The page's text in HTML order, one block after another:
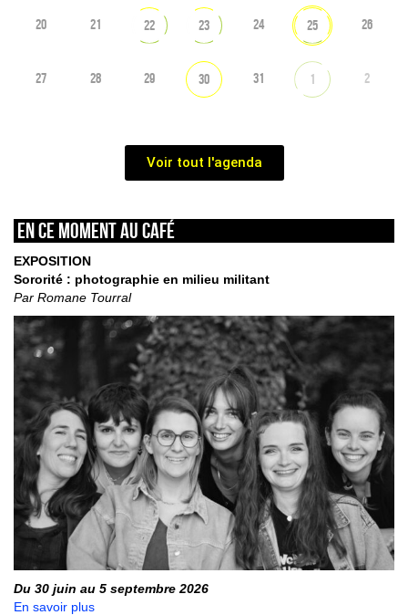
20 21 22 23 24 25 26
27 28 29 30 31 1 2
Voir tout l'agenda
En ce moment au café
EXPOSITION
Sororité : photographie en milieu militant
Par Romane Tourral
Du 30 juin au 5 septembre 2026
En savoir plus